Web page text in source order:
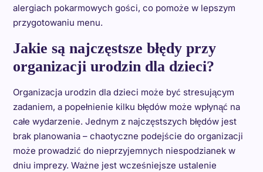
alergiach pokarmowych gości, co pomoże w lepszym
przygotowaniu menu.
Jakie są najczęstsze błędy przy
organizacji urodzin dla dzieci?
Organizacja urodzin dla dzieci może być stresującym
zadaniem, a popełnienie kilku błędów może wpłynąć na
całe wydarzenie. Jednym z najczęstszych błędów jest
brak planowania – chaotyczne podejście do organizacji
może prowadzić do nieprzyjemnych niespodzianek w
dniu imprezy. Ważne jest wcześniejsze ustalenie